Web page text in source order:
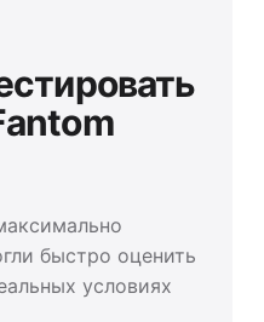
быстро оценить
условиях